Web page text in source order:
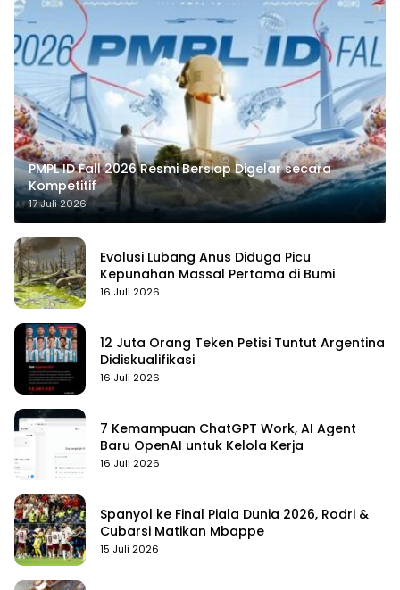
PMPL ID Fall 2026 Resmi Bersiap Digelar secara
Kompetitif
17 Juli 2026
Evolusi Lubang Anus Diduga Picu
Kepunahan Massal Pertama di Bumi
16 Juli 2026
12 Juta Orang Teken Petisi Tuntut Argentina
Didiskualifikasi
16 Juli 2026
7 Kemampuan ChatGPT Work, AI Agent
Baru OpenAI untuk Kelola Kerja
16 Juli 2026
Spanyol ke Final Piala Dunia 2026, Rodri &
Cubarsi Matikan Mbappe
15 Juli 2026